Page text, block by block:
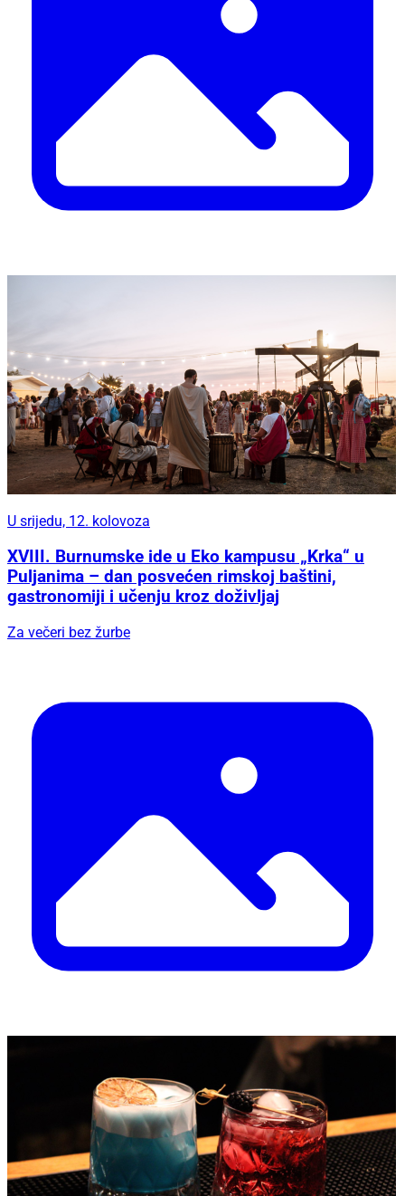
U srijedu, 12. kolovoza
XVIII. Burnumske ide u Eko kampusu „Krka“ u
Puljanima – dan posvećen rimskoj baštini,
gastronomiji i učenju kroz doživljaj
Za večeri bez žurbe